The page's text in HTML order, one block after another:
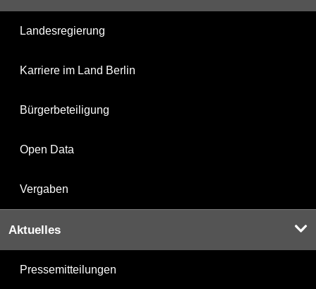
Landesregierung
Karriere im Land Berlin
Bürgerbeteiligung
Open Data
Vergaben
Aktuelles
Pressemitteilungen